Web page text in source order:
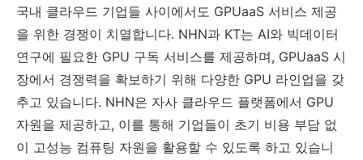
국내 클라우드 기업들 사이에서도 GPUaaS 서비스 제공
을 위한 경쟁이 치열합니다. NHN과 KT는 AI와 빅데이터
연구에 필요한 GPU 구독 서비스를 제공하며, GPUaaS 시
장에서 경쟁력을 확보하기 위해 다양한 GPU 라인업을 갖
추고 있습니다. NHN은 자사 클라우드 플랫폼에서 GPU
자원을 제공하고, 이를 통해 기업들이 초기 비용 부담 없
이 고성능 컴퓨팅 자원을 활용할 수 있도록 하고 있습니